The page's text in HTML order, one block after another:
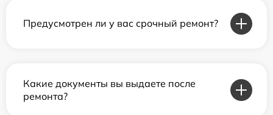
Предусмотрен ли у вас срочный ремонт?
Какие документы вы выдаете после
ремонта?